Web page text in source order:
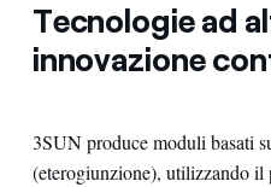
Tecnologie ad
innovazione
3SUN produce moduli basati
(eterogiunzione), utilizzando il